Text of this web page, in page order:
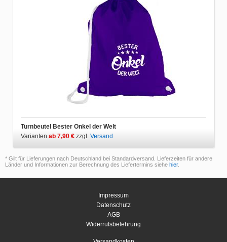
Turnbeutel Bester Onkel der Welt
Varianten ab 7,90 € zzgl. Versand
* Gilt für Lieferungen nach Deutschland bei Standardversand. Lieferzeiten für andere
Länder und Informationen zur Berechnung des Liefertermins siehe hier.
Impressum
Datenschutz
AGB
Widerrufsbelehrung